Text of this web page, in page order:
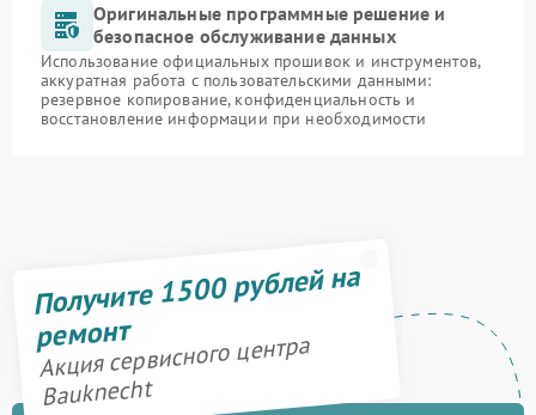
Оригинальные программные решение и
безопасное обслуживание данных
Использование официальных прошивок и инструментов,
аккуратная работа с пользовательскими данными:
резервное копирование, конфиденциальность и
восстановление информации при необходимости
Получите 1500 рублей на
ремонт
Акция сервисного центра
Bauknecht